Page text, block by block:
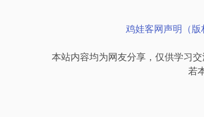
鸡娃客网声明（版
本站内容均为网友分享，仅供学习
若